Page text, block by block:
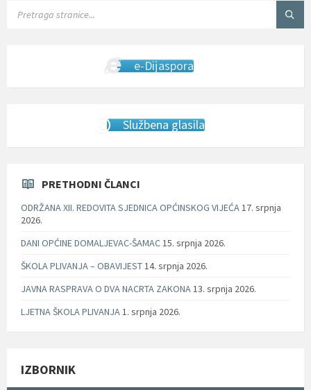
e-Dijaspora
Službena glasila
PRETHODNI ČLANCI
ODRŽANA XII. REDOVITA SJEDNICA OPĆINSKOG VIJEĆA17. srpnja
2026.
DANI OPĆINE DOMALJEVAC-ŠAMAC15. srpnja 2026.
ŠKOLA PLIVANJA – OBAVIJEST14. srpnja 2026.
JAVNA RASPRAVA O DVA NACRTA ZAKONA13. srpnja 2026.
LJETNA ŠKOLA PLIVANJA1. srpnja 2026.
IZBORNIK